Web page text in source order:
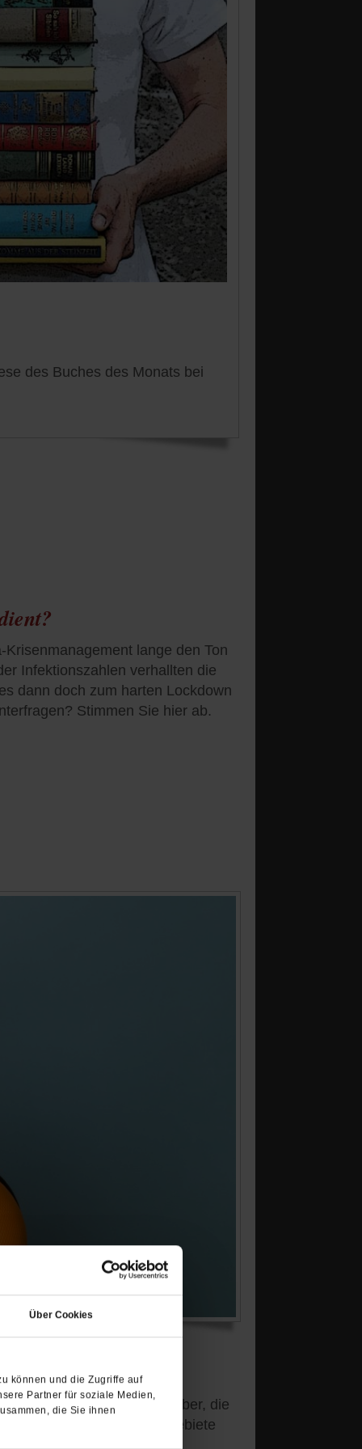
(Öffnet
in
einem
neuen
Über Cookies
können und die Zugriffe auf
Partner für soziale Medien,
die Sie ihnen
des Buches des Monats bei
lange den Ton
Infektionszahlen verhallten die
dann doch zum harten Lockdown
Stimmen Sie hier ab.
angestiegen. Etliche Urlauber, die
deshalb Reisen in Risikogebiete